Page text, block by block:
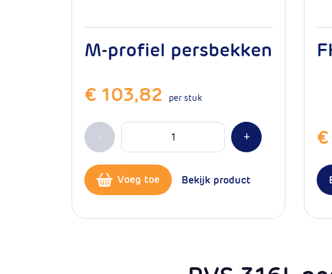
M-profiel persbekken
€ 103,82
per stuk
- Min 1
Aantal
+Plus 1
Voeg toe Bekijk product